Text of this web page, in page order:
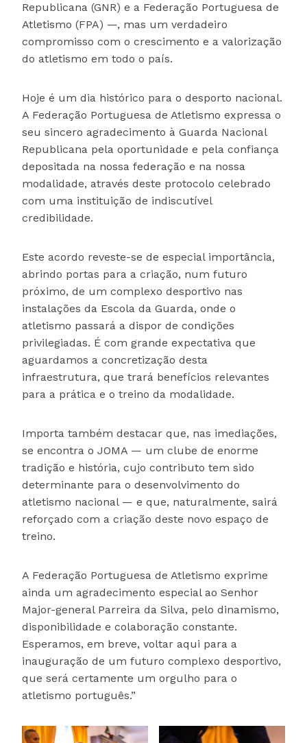
Republicana (GNR) e a Federação Portuguesa de
Atletismo (FPA) —, mas um verdadeiro
compromisso com o crescimento e a valorização
do atletismo em todo o país.
Hoje é um dia histórico para o desporto nacional.
A Federação Portuguesa de Atletismo expressa o
seu sincero agradecimento à Guarda Nacional
Republicana pela oportunidade e pela confiança
depositada na nossa federação e na nossa
modalidade, através deste protocolo celebrado
com uma instituição de indiscutível
credibilidade.
Este acordo reveste-se de especial importância,
abrindo portas para a criação, num futuro
próximo, de um complexo desportivo nas
instalações da Escola da Guarda, onde o
atletismo passará a dispor de condições
privilegiadas. É com grande expectativa que
aguardamos a concretização desta
infraestrutura, que trará benefícios relevantes
para a prática e o treino da modalidade.
Importa também destacar que, nas imediações,
se encontra o JOMA — um clube de enorme
tradição e história, cujo contributo tem sido
determinante para o desenvolvimento do
atletismo nacional — e que, naturalmente, sairá
reforçado com a criação deste novo espaço de
treino.
A Federação Portuguesa de Atletismo exprime
ainda um agradecimento especial ao Senhor
Major-general Parreira da Silva, pelo dinamismo,
disponibilidade e colaboração constante.
Esperamos, em breve, voltar aqui para a
inauguração de um futuro complexo desportivo,
que será certamente um orgulho para o
atletismo português.”